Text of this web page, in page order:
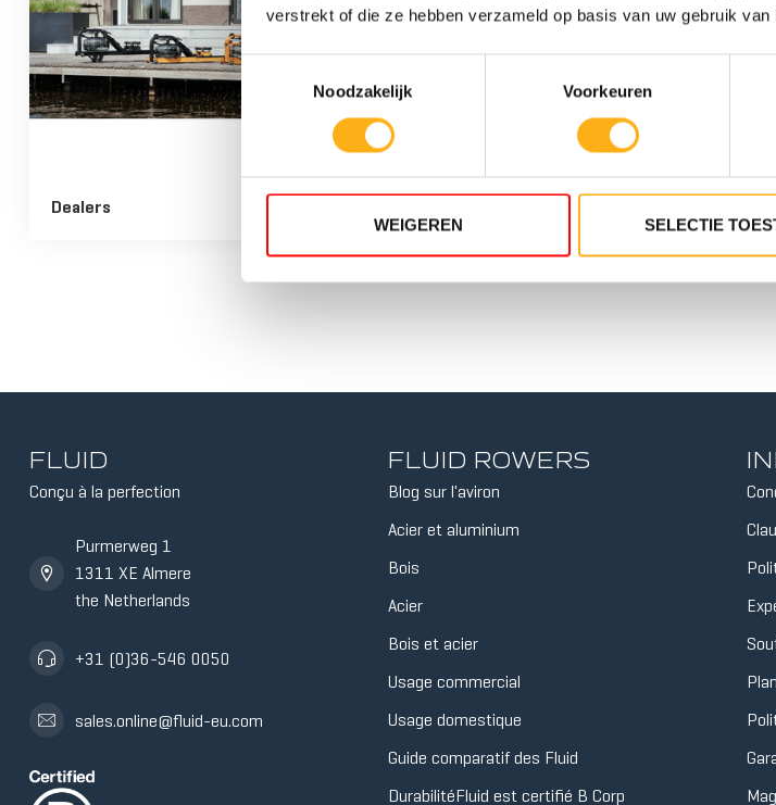
verstrekt of die ze hebben verzameld op basis van uw gebruik van
Toestemmingsselectie
Noodzakelijk
Voorkeuren
WEIGEREN SELECTIE
5 NIVEAUX DE
TANK
10
TANK
Dealers
FLUID
Conçu à la perfection
Purmerweg 1
1311 XE Almere
the Netherlands
+31 (0)36-546 0050
sales.online@fluid-eu.com
FLUID ROWERS
Blog sur l'aviron
Acier et aluminium
Bois
Acier
Bois et acier
Usage commercial
Usage domestique
Guide comparatif des Fluid
DurabilitéFluid est certifié B Corp